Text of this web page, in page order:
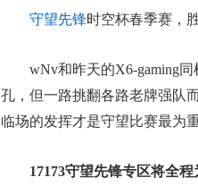
守望先锋时空杯春季赛，
wNv和昨天的X6-gaming
孔，但一路挑翻各路老牌强队
临场的发挥才是守望比赛最为
17173守望先锋专区将全